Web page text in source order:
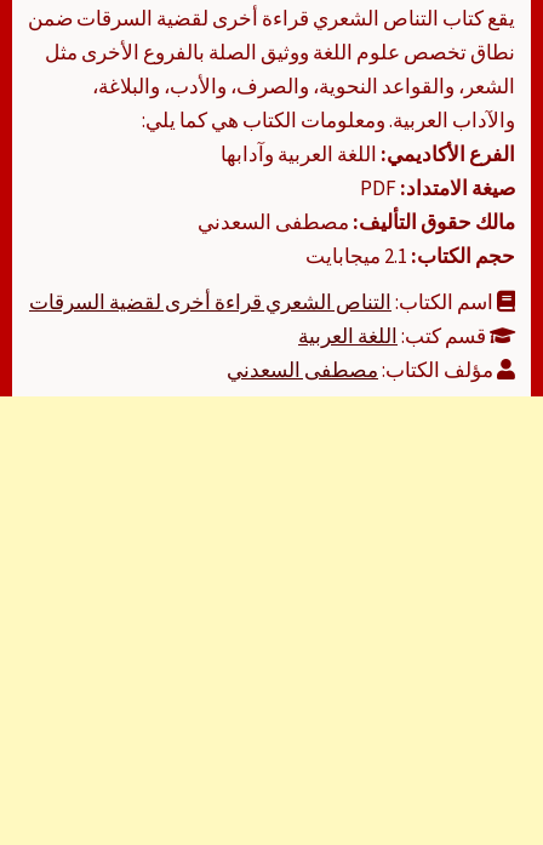
يقع كتاب التناص الشعري قراءة أخرى لقضية السرقات ضمن
نطاق تخصص علوم اللغة ووثيق الصلة بالفروع الأخرى مثل
الشعر، والقواعد النحوية، والصرف، والأدب، والبلاغة،
والآداب العربية. ومعلومات الكتاب هي كما يلي:
الفرع الأكاديمي: اللغة العربية وآدابها
صيغة الامتداد:
مالك حقوق التأليف: مصطفى السعدني
حجم الكتاب:
اسم الكتاب:التناص الشعري قراءة أخرى لقضية السرقات
قسم كتب:اللغة العربية
مؤلف الكتاب:مصطفى السعدني